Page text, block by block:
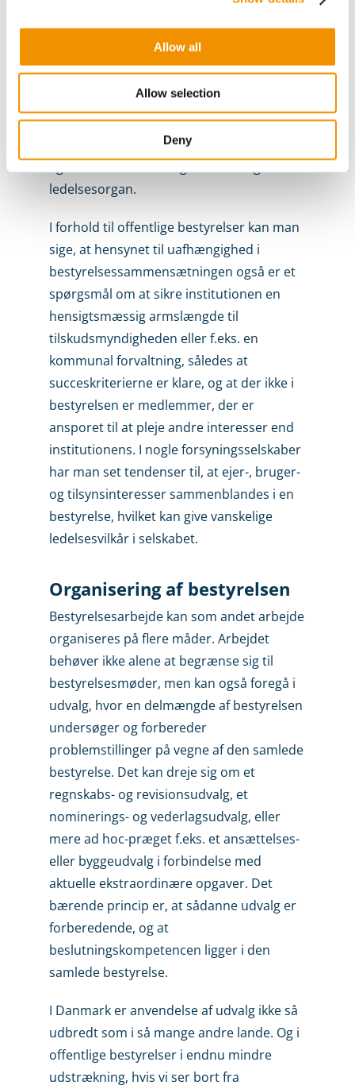
Allow all
Allow selection
Deny
at være uafhængige i denne betydning,
men en passende del – anbefalingerne
foreskriver typisk halvdelen ud over de
medarbejdervalgte medlemmer – for at
bestyrelsen som helhed kan betragtes
som tilstrækkeligt uafhængig til at kunne
ledelsesorgan.
I forhold til offentlige bestyrelser kan man
sige, at hensynet til uafhængighed i
bestyrelsessam­mensætningen også er et
spørgsmål om at sikre institutionen en
hensigtsmæssig armslængde til
tilskudsmyndigheden eller f.eks. en
kommunal forvaltning, således at
succeskriterierne er klare, og at der ikke i
bestyrelsen er medlemmer, der er
ansporet til at pleje andre interesser end
institu­tionens. I nogle forsyningsselskaber
har man set tendenser til, at ejer-, bruger-
og tilsynsinteresser sammenblandes i en
bestyrelse, hvilket kan give vanskelige
ledelsesvilkår i selskabet.
Organisering af bestyrelsen
Bestyrelsesarbejde kan som andet arbejde
organiseres på flere måder. Arbejdet
behøver ikke alene at begrænse sig til
bestyrelsesmøder, men kan også foregå i
udvalg, hvor en delmængde af bestyrelsen
undersøger og forbereder
problemstillinger på vegne af den samlede
bestyrelse. Det kan dreje sig om et
regnskabs- og revisionsudvalg, et
nominerings- og vederlagsudvalg, eller
mere ad hoc-præget f.eks. et ansættelses-
eller byggeudvalg i forbindelse med
aktuelle ekstraordinære opgaver. Det
bærende princip er, at sådanne udvalg er
forberedende, og at
beslutningskompeten­cen ligger i den
samlede bestyrelse.
I Danmark er anvendelse af udvalg ikke så
udbredt som i så mange andre lande. Og i
offentlige bestyrelser i endnu mindre
udstrækning, hvis vi ser bort fra